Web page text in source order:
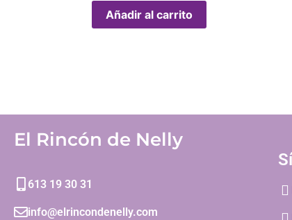
Añadir al carrito
El Rincón de Nelly
613 19 30 31
info@elrincondenelly.com